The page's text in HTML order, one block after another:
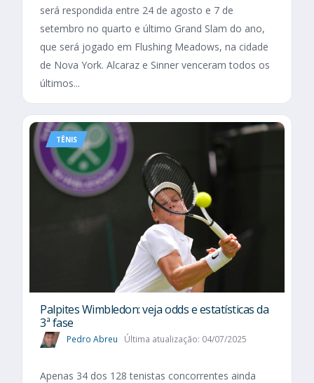
será respondida entre 24 de agosto e 7 de
setembro no quarto e último Grand Slam do ano,
que será jogado em Flushing Meadows, na cidade
de Nova York. Alcaraz e Sinner venceram todos os
últimos...
TÊNIS
Palpites Wimbledon: veja odds e estatísticas da
3ª fase
Pedro Abreu Última atualização: 04/07/2025
Apenas 34 dos 128 tenistas concorrentes ainda